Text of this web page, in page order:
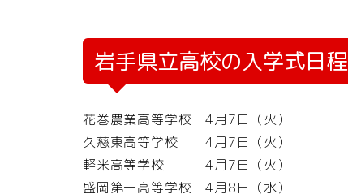
岩手県立高校の入学式日程
花巻農業高等学校 4月7日（火）
久慈東高等学校 4月7日（火）
軽米高等学校 4月7日（火）
盛岡第一高等学校 4月8日（水）